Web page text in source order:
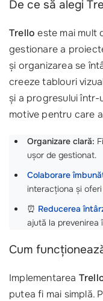
De ce să alegi
Trello este mai mult
gestionare a
și organizarea se
creeze tablouri
și a progresului într-
motive pentru care
Organizare clară:
ușor de gestionat.
Colaborare
interacționa și oferi
⏰ Reducerea
ajută la prevenirea
Cum
Implementarea
putea fi mai simplă.